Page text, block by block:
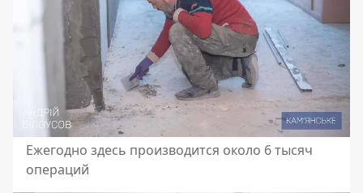
Ежегодно здесь производится около 6 тысяч
операций